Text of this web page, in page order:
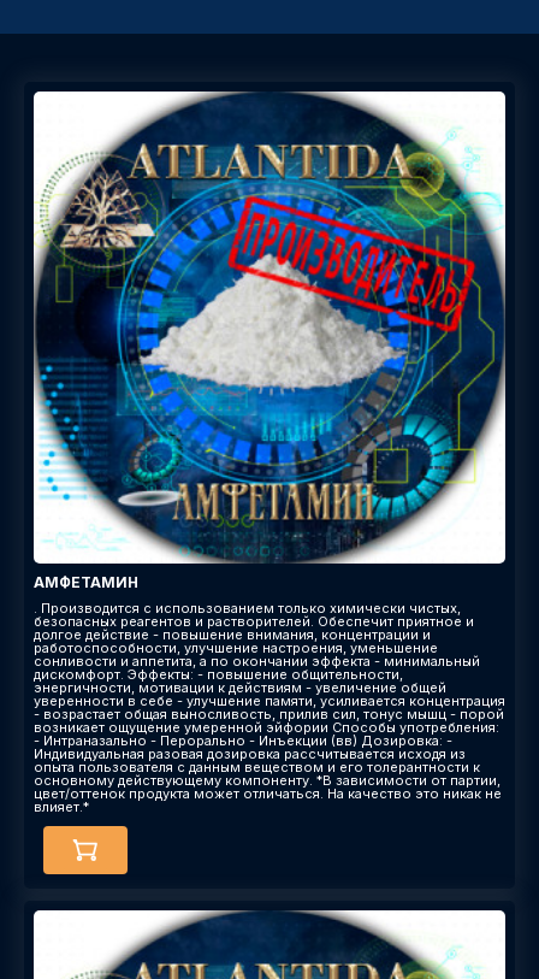
АМФЕТАМИН
. Производится с использованием только химически чистых,
безопасных реагентов и растворителей. Обеспечит приятное и
долгое действие - повышение внимания, концентрации и
работоспособности, улучшение настроения, уменьшение
сонливости и аппетита, а по окончании эффекта - минимальный
дискомфорт. Эффекты​: - повышение общительности,
энергичности, мотивации к действиям - увеличение общей
уверенности в себе - улучшение памяти, усиливается концентрация
- возрастает общая выносливость, прилив сил, тонус мышц - порой
возникает ощущение умеренной эйфории Способы употребления:
- Интраназально - Перорально - Инъекции (вв) Дозировка: -
Индивидуальная разовая дозировка рассчитывается исходя из
опыта пользователя с данным веществом и его толерантности к
основному действующему компоненту. *В зависимости от партии,
цвет/оттенок продукта может отличаться. На качество это никак не
влияет.*